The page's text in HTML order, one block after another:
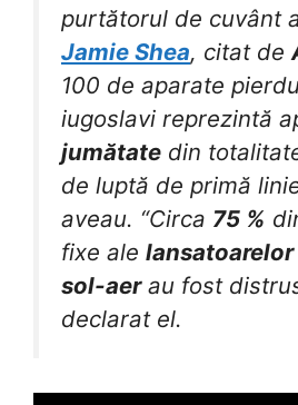
purtătorul de cuvânt
Jamie Shea, citat de
100 de aparate
iugoslavi reprezintă
jumătate din
de luptă de primă
aveau. “Circa 75 %
fixe ale
sol-aerau fost
declarat el.